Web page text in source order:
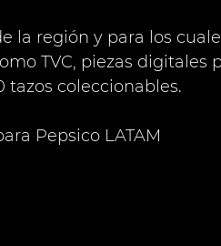
la región y para los
TVC, piezas digitales
tazos coleccionables.
Pepsico LATAM